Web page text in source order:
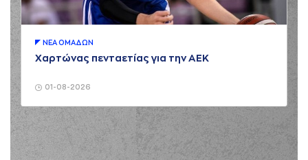
01-08-2026
ΝΕA ΟΜAΔΩΝ
Χαρτώνας πενταετίας για την ΑΕΚ